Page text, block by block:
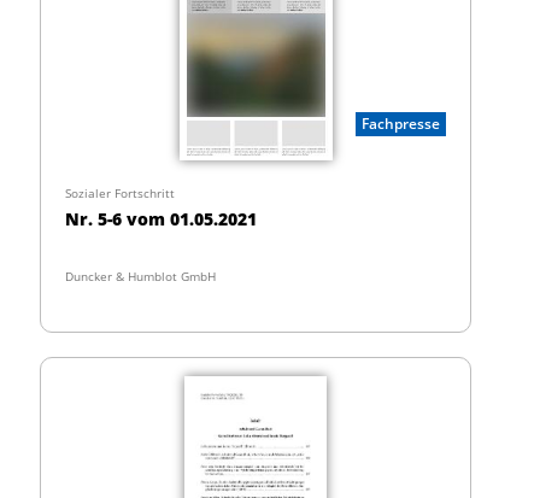
Fachpresse
Sozialer Fortschritt
Nr. 5-6 vom 01.05.2021
Duncker & Humblot GmbH